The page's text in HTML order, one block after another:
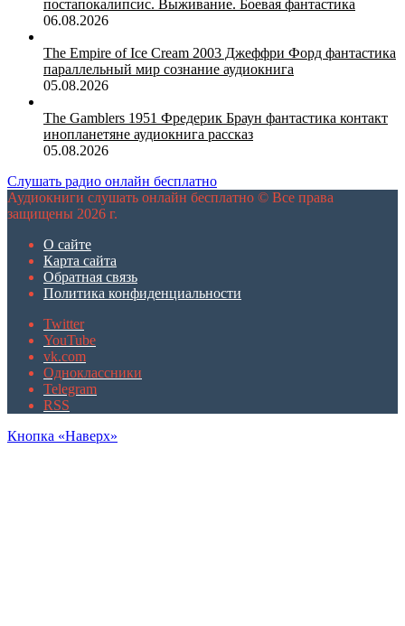
постапокалипсис. Выживание. Боевая фантастика
06.08.2026
The Empire of Ice Cream 2003 Джеффри Форд фантастика
параллельный мир сознание аудиокнига
05.08.2026
The Gamblers 1951 Фредерик Браун фантастика контакт
инопланетяне аудиокнига рассказ
05.08.2026
Слушать радио онлайн бесплатно
Аудиокниги слушать онлайн бесплатно © Все права
защищены 2026 г.
О сайте
Карта сайта
Обратная связь
Политика конфиденциальности
Twitter
YouTube
vk.com
Одноклассники
Telegram
RSS
Кнопка «Наверх»